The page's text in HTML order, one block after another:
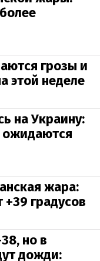
грозы и
этой неделе
на Украину:
ожидаются
жара:
+39 градусов
но в
дожди: